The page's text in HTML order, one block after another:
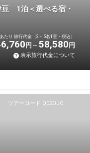
1泊＜選べる宿・
たり 旅行代金（2～5名1室・税込）
円 58,580 円
表示旅行代金について
ツアーコード Q02OJC